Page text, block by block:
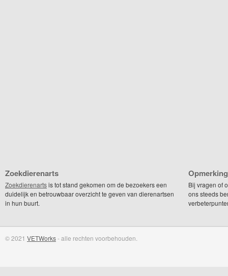
Zoekdierenarts
Zoekdierenartsis tot stand gekomen om de bezoekers een
duidelijk en betrouwbaar overzicht te geven van dierenartsen
in hun buurt.
Bij vragen of
ons steeds
© 2021 VETWorks- alle rechten voorbehouden.